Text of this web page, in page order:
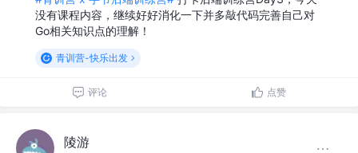
没有课程内容，继续好好消化一下并多敲代码完善自己对
Go相关知识点的理解！
青训营-快乐出发
评论 点赞
陵游